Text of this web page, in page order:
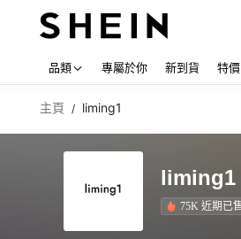
品類 專屬於你 新到貨 特價
主頁 / liming1
liming1
75K 近期已